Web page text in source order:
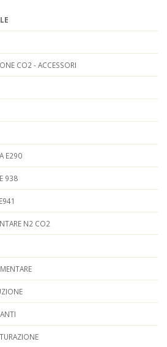
CO2 - ACCESSORI
E290
938
N2 CO2